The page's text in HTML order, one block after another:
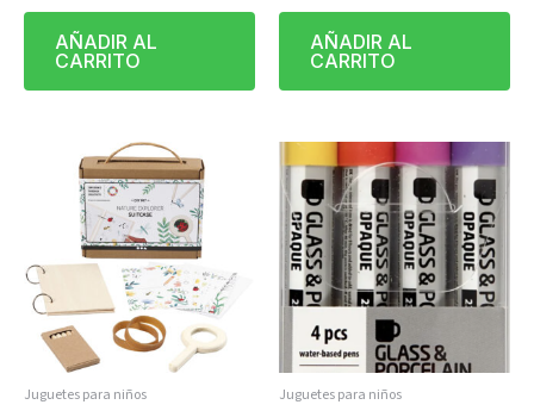
AÑADIR AL
CARRITO
AÑADIR AL
CARRITO
Juguetes para niños Juguetes para niños